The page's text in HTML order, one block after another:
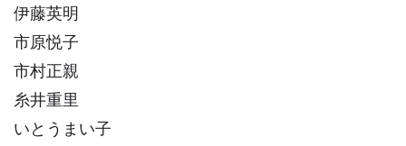
伊藤英明
市原悦子
市村正親
糸井重里
いとうまい子